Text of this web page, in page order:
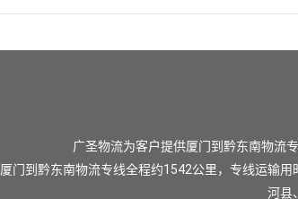
广圣物流为客户提供厦门到黔东南物流
厦门到黔东南物流专线全程约1542公里，专线运输
河县、